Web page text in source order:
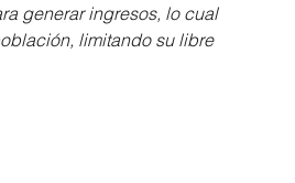
generar ingresos, lo cual
limitando su libre